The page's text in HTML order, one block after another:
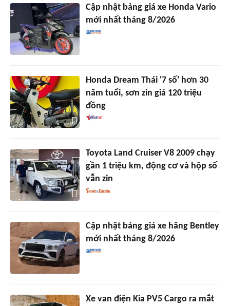
Cập nhật bảng giá xe Honda Vario
mới nhất tháng 8/2026
Honda Dream Thái '7 số' hơn 30
năm tuổi, sơn zin giá 120 triệu
đồng
Toyota Land Cruiser V8 2009 chạy
gần 1 triệu km, động cơ và hộp số
vẫn zin
Cập nhật bảng giá xe hãng Bentley
mới nhất tháng 8/2026
Xe van điện Kia PV5 Cargo ra mắt